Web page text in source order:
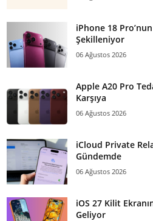
iPhone 18
Şekilleniyor
06 Ağustos 2026
Apple A20 Pro
Karşıya
06 Ağustos 2026
iCloud Private
Gündemde
06 Ağustos 2026
iOS 27 Kilit
Geliyor